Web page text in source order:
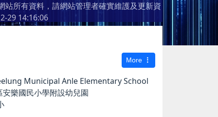
站所有資料，請網站管理者確實維護及更新資
29 14:16:06
More
Municipal Anle Elementary School
樂國民小學附設幼兒園